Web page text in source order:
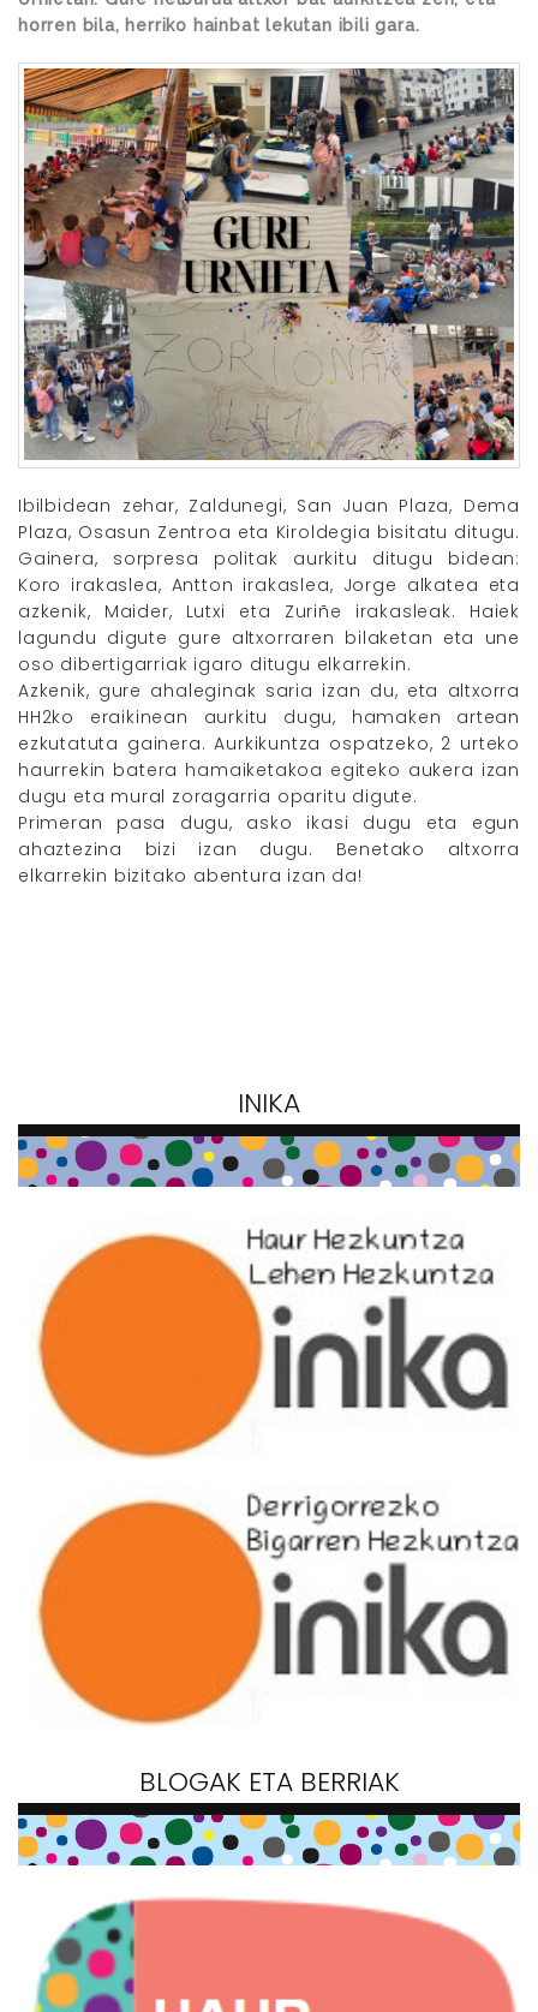
horren bila, herriko hainbat lekutan ibili gara.
Ibilbidean zehar, Zaldunegi, San Juan Plaza, Dema
Plaza, Osasun Zentroa eta Kiroldegia bisitatu ditugu.
Gainera, sorpresa politak aurkitu ditugu bidean:
Koro irakaslea, Antton irakaslea, Jorge alkatea eta
azkenik, Maider, Lutxi eta Zuriñe irakasleak. Haiek
lagundu digute gure altxorraren bilaketan eta une
oso dibertigarriak igaro ditugu elkarrekin.
Azkenik, gure ahaleginak saria izan du, eta altxorra
HH2ko eraikinean aurkitu dugu, hamaken artean
ezkutatuta gainera. Aurkikuntza ospatzeko, 2 urteko
haurrekin batera hamaiketakoa egiteko aukera izan
dugu eta mural zoragarria oparitu digute.
Primeran pasa dugu, asko ikasi dugu eta egun
ahaztezina bizi izan dugu. Benetako altxorra
elkarrekin bizitako abentura izan da!
INIKA
BLOGAK ETA BERRIAK